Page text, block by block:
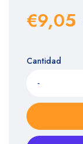
€9,05
Cantidad
-